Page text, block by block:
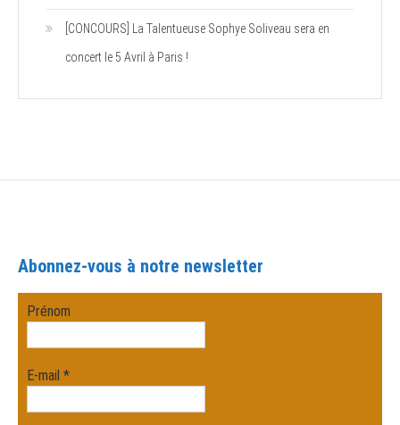
[CONCOURS] La Talentueuse Sophye Soliveau sera en
concert le 5 Avril à Paris !
Abonnez-vous à notre newsletter
Prénom
E-mail*